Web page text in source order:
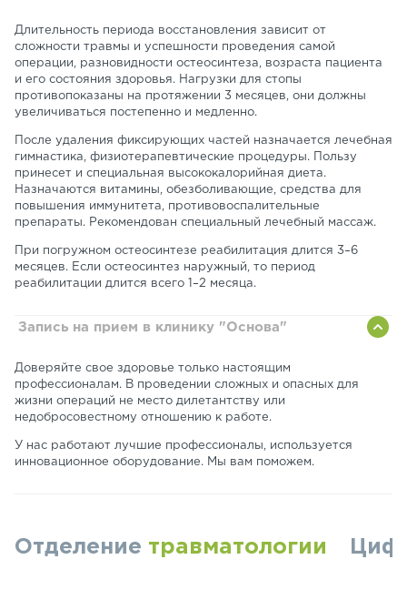
Длительность периода восстановления зависит от
сложности травмы и успешности проведения самой
операции, разновидности остеосинтеза, возраста пациента
и его состояния здоровья. Нагрузки для стопы
противопоказаны на протяжении 3 месяцев, они должны
увеличиваться постепенно и медленно.
После удаления фиксирующих частей назначается лечебная
гимнастика, физиотерапевтические процедуры. Пользу
принесет и специальная высококалорийная диета.
Назначаются витамины, обезболивающие, средства для
повышения иммунитета, противовоспалительные
препараты. Рекомендован специальный лечебный массаж.
При погружном остеосинтезе реабилитация длится 3–6
месяцев. Если остеосинтез наружный, то период
реабилитации длится всего 1–2 месяца.
Запись на прием в клинику "Основа"
Доверяйте свое здоровье только настоящим
профессионалам. В проведении сложных и опасных для
жизни операций не место дилетантству или
недобросовестному отношению к работе.
У нас работают лучшие профессионалы, используется
инновационное оборудование. Мы вам поможем.
Отделение травматологии